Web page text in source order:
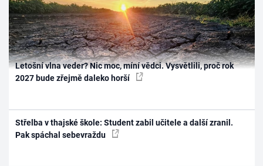
Letošní vlna veder? Nic moc, míní vědci. Vysvětlili, proč rok
2027 bude zřejmě daleko horší
Střelba v thajské škole: Student zabil učitele a další zranil.
Pak spáchal sebevraždu